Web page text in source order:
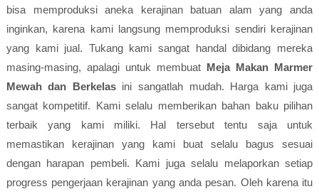
bisa memproduksi aneka kerajinan batuan alam yang anda
inginkan, karena kami langsung memproduksi sendiri kerajinan
yang kami jual. Tukang kami sangat handal dibidang mereka
masing-masing, apalagi untuk membuat Meja Makan Marmer
Mewah dan Berkelasini sangatlah mudah. Harga kami juga
sangat kompetitif. Kami selalu memberikan bahan baku pilihan
terbaik yang kami miliki. Hal tersebut tentu saja untuk
memastikan kerajinan yang kami buat selalu bagus sesuai
dengan harapan pembeli. Kami juga selalu melaporkan setiap
progress pengerjaan kerajinan yang anda pesan. Oleh karena itu